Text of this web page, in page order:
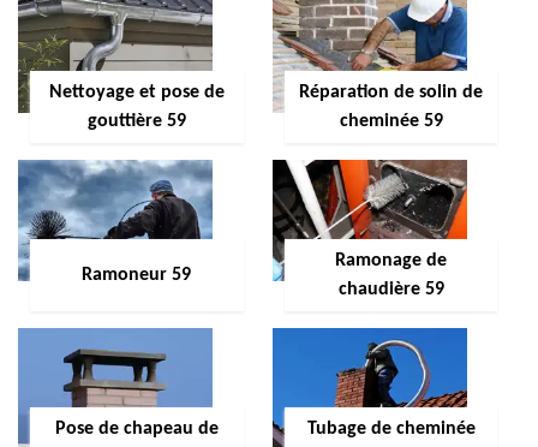
Nettoyage et pose de
gouttière 59
Réparation de solin de
cheminée 59
Ramoneur 59
Ramonage de
chaudière 59
Pose de chapeau de
Tubage de cheminée